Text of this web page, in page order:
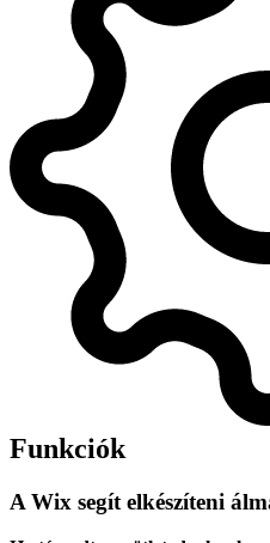
Funkciók
A Wix segít elkészíteni